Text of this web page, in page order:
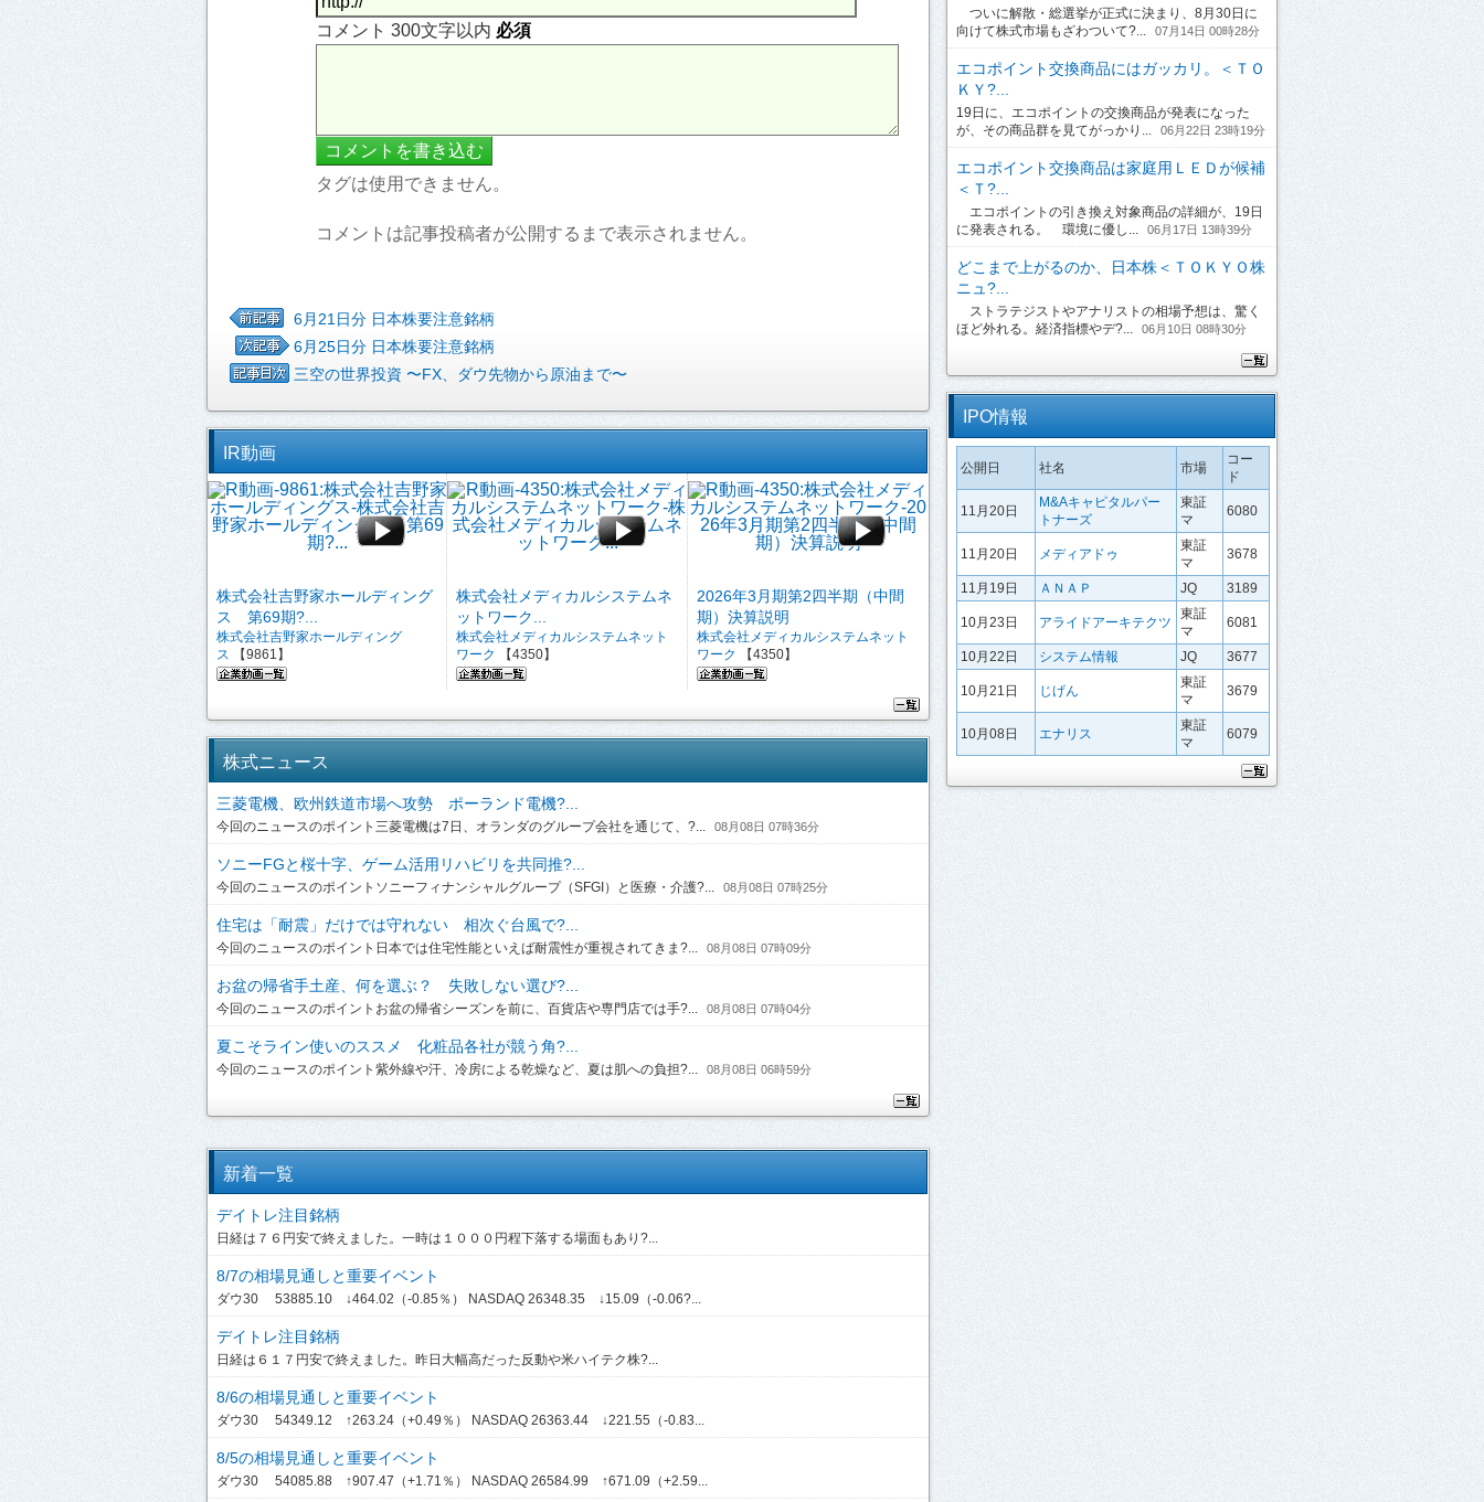
コメント 300文字以内 必須
タグは使用できません。
コメントは記事投稿者が公開するまで表示されません。
6月21日分 日本株要注意銘柄
6月25日分 日本株要注意銘柄
三空の世界投資 〜FX、ダウ先物から原油まで〜
IR動画
株式会社吉野家ホールディング
ス 第69期?...
株式会社吉野家ホールディング
ス 【9861】
株式会社メディカルシステムネ
ットワーク...
株式会社メディカルシステムネット
ワーク
【4350】
2026年3月期第2四半期（中間
期）決算説明
株式会社メディカルシステムネット
ワーク
【4350】
株式ニュース
三菱電機、欧州鉄道市場へ攻勢 ポーランド電機?...
今回のニュースのポイント三菱電機は7日、オランダのグループ会社を通じて、?... 08月08日 07時36分
ソニーFGと桜十字、ゲーム活用リハビリを共同推?...
今回のニュースのポイントソニーフィナンシャルグループ（SFGI）と医療・介護?... 08月08日 07時25分
住宅は「耐震」だけでは守れない 相次ぐ台風で?...
今回のニュースのポイント日本では住宅性能といえば耐震性が重視されてきま?... 08月08日 07時09分
お盆の帰省手土産、何を選ぶ？ 失敗しない選び?...
今回のニュースのポイントお盆の帰省シーズンを前に、百貨店や専門店では手?... 08月08日 07時04分
夏こそライン使いのススメ 化粧品各社が競う角?...
今回のニュースのポイント紫外線や汗、冷房による乾燥など、夏は肌への負担?... 08月08日 06時59分
新着一覧
デイトレ注目銘柄
日経は７６円安で終えました。一時は１０００円程下落する場面もあり?...
8/7の相場見通しと重要イベント
ダウ30 53885.10 ↓464.02（-0.85％） NASDAQ 26348.35 ↓15.09（-0.06?...
デイトレ注目銘柄
日経は６１７円安で終えました。昨日大幅高だった反動や米ハイテク株?...
8/6の相場見通しと重要イベント
ダウ30 54349.12 ↑263.24（+0.49％） NASDAQ 26363.44 ↓221.55（-0.83...
8/5の相場見通しと重要イベント
ダウ30 54085.88 ↑907.47（+1.71％） NASDAQ 26584.99 ↑671.09（+2.59...
ついに解散・総選挙が正式に決まり、8月30日に
向けて株式市場もざわついて?...
07月14日 00時28分
エコポイント交換商品にはガッカリ。＜ＴＯ
ＫＹ?...
19日に、エコポイントの交換商品が発表になった
が、その商品群を見てがっかり...
06月22日 23時19分
エコポイント交換商品は家庭用ＬＥＤが候補
＜Ｔ?...
エコポイントの引き換え対象商品の詳細が、19日
に発表される。 環境に優し...
06月17日 13時39分
どこまで上がるのか、日本株＜ＴＯＫＹＯ株
ニュ?...
ストラテジストやアナリストの相場予想は、驚く
ほど外れる。経済指標やデ?...
06月10日 08時30分
IPO情報
公開日 社名 市場
コー
ド
11月20日
M&Aキャピタルパー
トナーズ
東証
マ
6080
11月20日 メディアドゥ
東証
マ
3678
11月19日 ＡＮＡＰ JQ 3189
10月23日 アライドアーキテクツ
東証
マ
6081
10月22日 システム情報 JQ 3677
10月21日 じげん
東証
マ
3679
10月08日 エナリス
東証
マ
6079